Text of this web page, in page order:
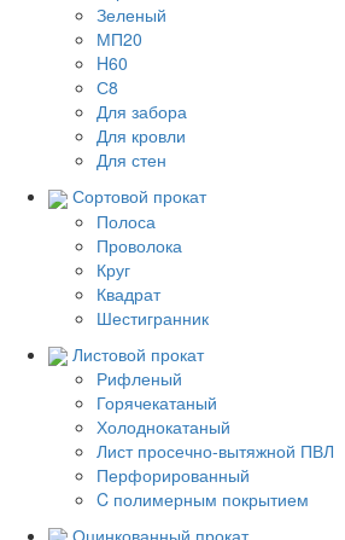
Зеленый
МП20
H60
С8
Для забора
Для кровли
Для стен
Сортовой прокат
Полоса
Проволока
Круг
Квадрат
Шестигранник
Листовой прокат
Рифленый
Горячекатаный
Холоднокатаный
Лист просечно-вытяжной ПВЛ
Перфорированный
C полимерным покрытием
Оцинкованный прокат